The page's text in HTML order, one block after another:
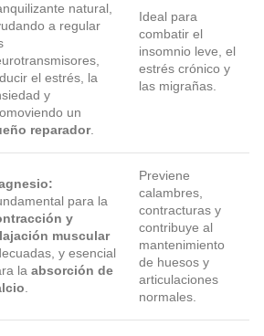
natural,
a regular
el estrés, la
y
un
reparador.
Ideal para
combatir el
insomnio leve, el
estrés crónico y
las migrañas.
para la
y
muscular
y esencial
la absorción de
Previene
calambres,
contracturas y
contribuye al
mantenimiento
de huesos y
articulaciones
normales.